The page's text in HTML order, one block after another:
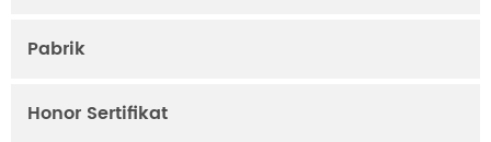
Pabrik
Honor Sertifikat